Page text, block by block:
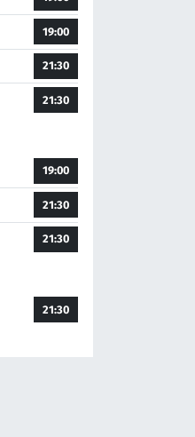
19:00
21:30
21:30
19:00
21:30
21:30
21:30